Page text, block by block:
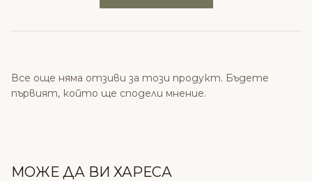
Все още няма отзиви за този продукт. Бъдете
първият, който ще сподели мнение.
МОЖЕ ДА ВИ ХАРЕСА